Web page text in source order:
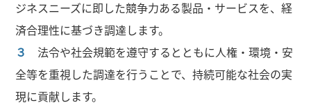
ジネスニーズに即した競争力ある製品・サービスを、経
済合理性に基づき調達します。
３
法令や社会規範を遵守するとともに人権・環境・安
全等を重視した調達を行うことで、持続可能な社会の実
現に貢献します。